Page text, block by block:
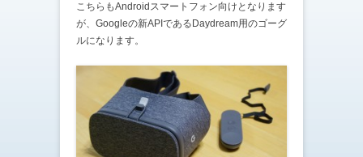
こちらもAndroidスマートフォン向けとなります
が、Googleの新APIであるDaydream用のゴーグ
ルになります。